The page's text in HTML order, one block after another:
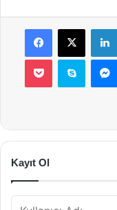
Facebook
X
Pocket Skype
Kayıt Ol